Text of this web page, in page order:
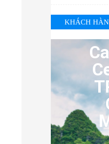
KHÁCH